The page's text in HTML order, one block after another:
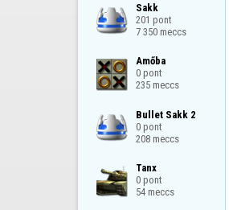
Sakk
201 pont
7 350 meccs
Amőba
0 pont
235 meccs
Bullet Sakk 2
0 pont
208 meccs
Tanx
0 pont
54 meccs